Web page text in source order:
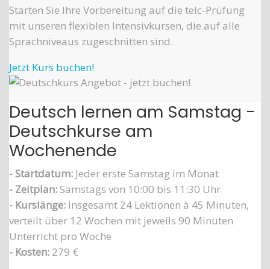
Starten Sie Ihre Vorbereitung auf die telc-Prüfung
mit unseren flexiblen Intensivkursen, die auf alle
Sprachniveaus zugeschnitten sind.
Jetzt Kurs buchen!
Deutsch lernen am Samstag -
Deutschkurse am
Wochenende
- Startdatum: Jeder erste Samstag im Monat
- Zeitplan: Samstags von 10:00 bis 11:30 Uhr
- Kurslänge: Insgesamt 24 Lektionen à 45 Minuten,
verteilt über 12 Wochen mit jeweils 90 Minuten
Unterricht pro Woche
- Kosten: 279 €